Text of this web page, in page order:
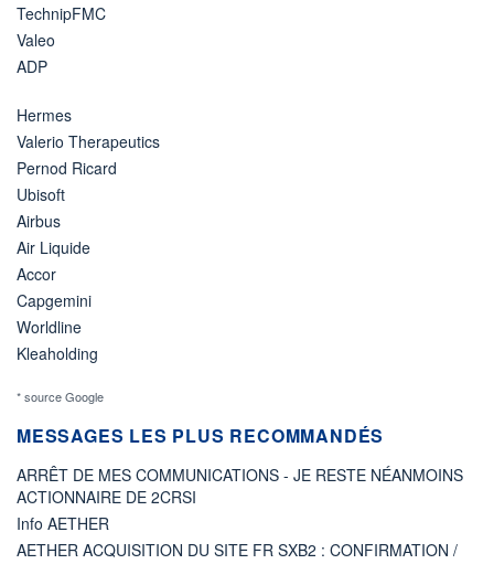
TechnipFMC
Valeo
ADP
Hermes
Valerio Therapeutics
Pernod Ricard
Ubisoft
Airbus
Air Liquide
Accor
Capgemini
Worldline
Kleaholding
* source Google
MESSAGES LES PLUS RECOMMANDÉS
ARRÊT DE MES COMMUNICATIONS - JE RESTE NÉANMOINS
ACTIONNAIRE DE 2CRSI
Info AETHER
AETHER ACQUISITION DU SITE FR SXB2 : CONFIRMATION /